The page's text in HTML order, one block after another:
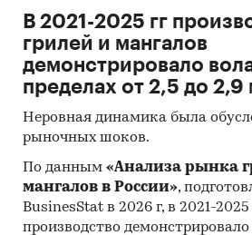
Срок окупаемости
Дисконтированный срок
окупаемости
Выдержки из исследования
Динамика и объем
По данным агентства «We Are
***млрд. человек во всем мире
совершают покупки в сети. В
В 2021-2025 гг
грилей и мангалов
демонстрировало
пределах от 2,5 до 2,9
Неровная динамика была
рыночных шоков.
По данным «Анализа рынка
мангалов в России»,
BusinesStat в 2026 г, в 2021-2025
производство демонстрировало